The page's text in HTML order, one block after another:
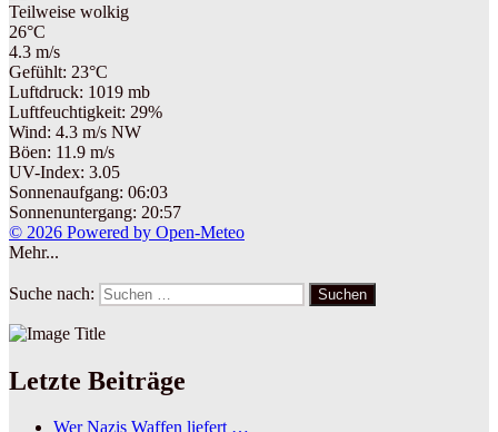
Teilweise wolkig
26°C
4.3 m/s
Gefühlt: 23°C
Luftdruck: 1019 mb
Luftfeuchtigkeit: 29%
Wind: 4.3 m/s NW
Böen: 11.9 m/s
UV-Index: 3.05
Sonnenaufgang: 06:03
Sonnenuntergang: 20:57
© 2026 Powered by Open-Meteo
Mehr...
Suche nach: Suchen
Letzte Beiträge
Wer Nazis Waffen liefert …